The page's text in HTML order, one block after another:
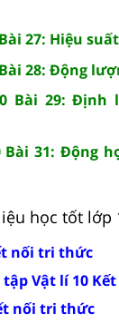
27: Hiệu suất
28: Động
Bài 29: Định
31: Động
học tốt lớp
nối tri thức
tập Vật lí 10
nối tri thức